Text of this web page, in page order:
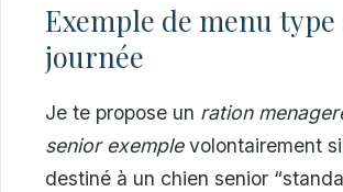
Exemple de menu
journée
Je te propose un ration
senior exemplevolontairement
destiné à un chien senior